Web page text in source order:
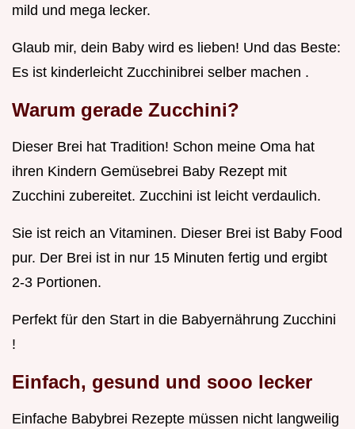
mild und mega lecker.
Glaub mir, dein Baby wird es lieben! Und das Beste:
Es ist kinderleicht Zucchinibrei selber machen .
Warum gerade Zucchini?
Dieser Brei hat Tradition! Schon meine Oma hat
ihren Kindern Gemüsebrei Baby Rezept mit
Zucchini zubereitet. Zucchini ist leicht verdaulich.
Sie ist reich an Vitaminen. Dieser Brei ist Baby Food
pur. Der Brei ist in nur 15 Minuten fertig und ergibt
2-3 Portionen.
Perfekt für den Start in die Babyernährung Zucchini
!
Einfach, gesund und sooo lecker
Einfache Babybrei Rezepte müssen nicht langweilig